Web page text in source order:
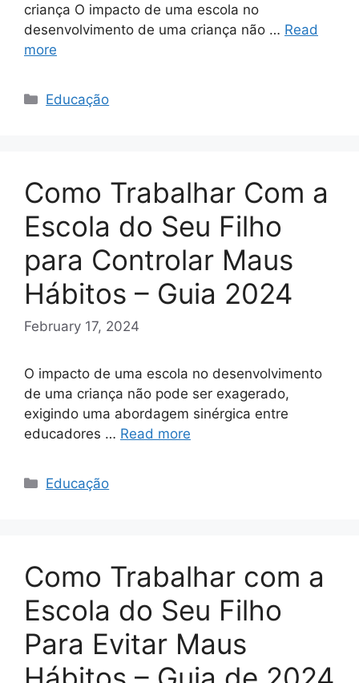
criança O impacto de uma escola no
desenvolvimento de uma criança não … Read
more
Categories
Educação
Como Trabalhar Com a
Escola do Seu Filho
para Controlar Maus
Hábitos – Guia 2024
February 17, 2024
O impacto de uma escola no desenvolvimento
de uma criança não pode ser exagerado,
exigindo uma abordagem sinérgica entre
educadores … Read more
Categories
Educação
Como Trabalhar com a
Escola do Seu Filho
Para Evitar Maus